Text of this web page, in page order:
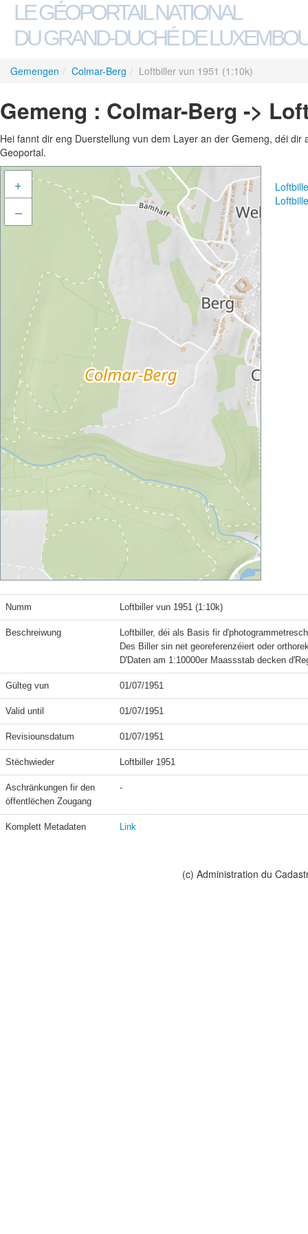
LE GÉOPORTAIL NATIONAL
DU GRAND-DUCHÉ DE
Gemengen / Colmar-Berg / Loftbiller vun 1951 (1:10k)
Gemeng : Colmar-Berg ->
Hei fannt dir eng Duerstellung vun dem Layer an der Gemeng, déi
Geoportal.
+
–
Numm Loftbiller vun 1951 (1:10k)
Beschreiwung
Loftbiller, déi als Basis fir
Des Biller sin net georeferenzéiert oder
Gülteg vun 01/07/1951
Valid until 01/07/1951
Revisiounsdatum 01/07/1951
Stëchwieder Loftbiller 1951
Aschränkungen fir den
öffentlëchen Zougang
-
Komplett Metadaten Link
(c) Administration du